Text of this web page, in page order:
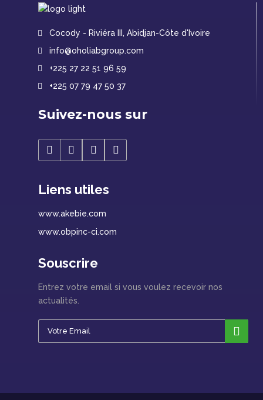
Cocody - Riviéra III, Abidjan-Côte d'Ivoire
info@oholiabgroup.com
+225 27 22 51 96 59
+225 07 79 47 50 37
Suivez-nous sur
Liens utiles
www.akebie.com
www.obpinc-ci.com
Souscrire
Entrez votre email si vous voulez recevoir nos
actualités.